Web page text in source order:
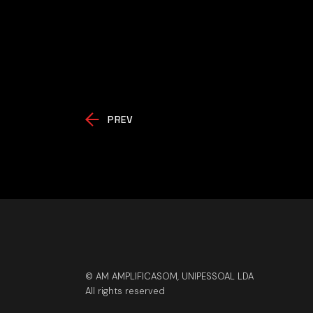
PREV
© AM AMPLIFICASOM, UNIPESSOAL LDA
All rights reserved